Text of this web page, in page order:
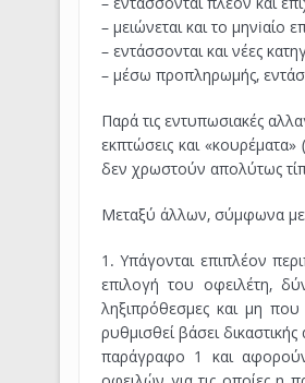
– μειώνεται και το μηνiαίο
– εντάσσονται και νέες
– μέσω προπληρωμής,
Παρά τις εντυπωσιακές
εκπτώσεις και
δεν χρωστούν απολύτως
Μεταξύ άλλων, σύμφωνα
1. Υπάγονται επιπλέον
επιλογή του οφειλέτη,
ληξιπρόθεσμες και μη
ρυθμισθεί βάσει
παράγραφο 1 και